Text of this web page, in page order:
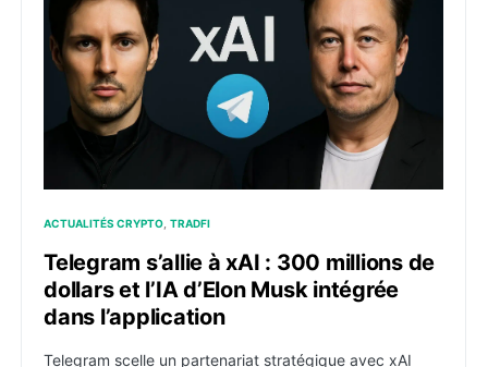
ACTUALITÉS CRYPTO TRADFI
Telegram s’allie à xAI : 300 millions de
dollars et l’IA d’Elon Musk intégrée
dans l’application
Telegram scelle un partenariat stratégique avec xAI